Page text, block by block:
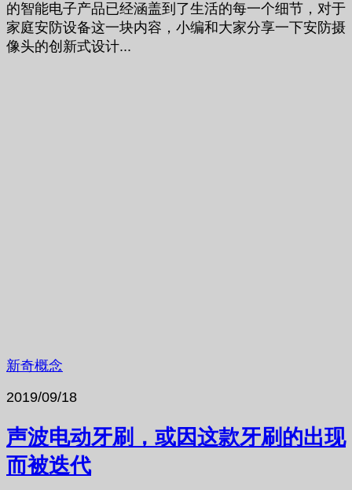
的智能电子产品已经涵盖到了生活的每一个细节，对于
家庭安防设备这一块内容，小编和大家分享一下安防摄
像头的创新式设计...
新奇概念
2019/09/18
声波电动牙刷，或因这款牙刷的出现
而被迭代